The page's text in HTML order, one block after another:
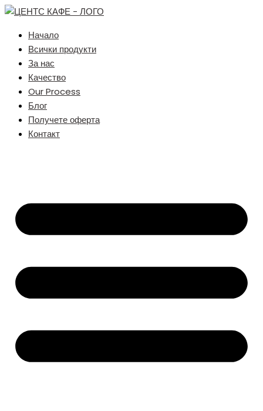
Начало
Всички продукти
За нас
Качество
Our Process
Блог
Получете оферта
Контакт